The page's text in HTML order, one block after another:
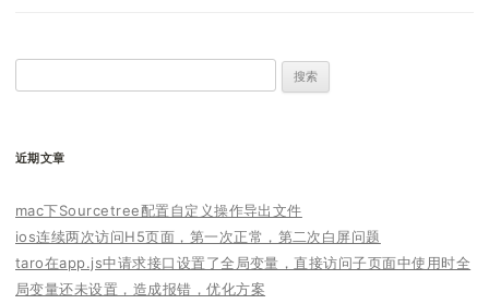
索：
近期文章
mac下Sourcetree配置自定义操作导出文件
ios连续两次访问H5页面，第一次正常，第二次白屏问题
taro在app.js中请求接口设置了全局变量，直接访问子页面中使用时全
局变量还未设置，造成报错，优化方案